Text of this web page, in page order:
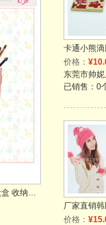
一件代发 家居用品 化妆品收纳盒 纸质收纳盒 化妆盒 收纳批发
价格：
已销售：0
价格：